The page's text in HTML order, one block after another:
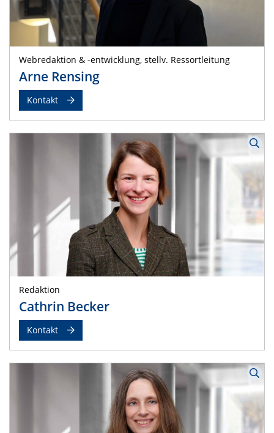
Webredaktion & -entwicklung, stellv. Ressortleitung
Arne Rensing
Kontakt
Redaktion
Cathrin Becker
Kontakt